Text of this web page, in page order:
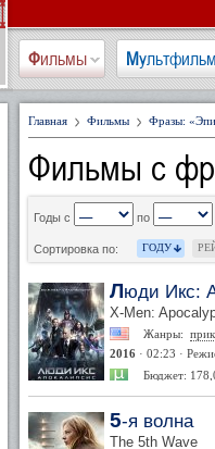
Фильмы
Главная Фильмы Фразы:
Фильмы с
Годы с по
Сортировка по: ГОДУ
Люди Икс:
X-Men:
Жанры:
2016 · 02:23 ·
Бюджет:
5-я волна
The 5th Wave